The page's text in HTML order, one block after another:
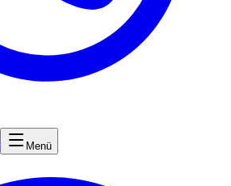
Menü